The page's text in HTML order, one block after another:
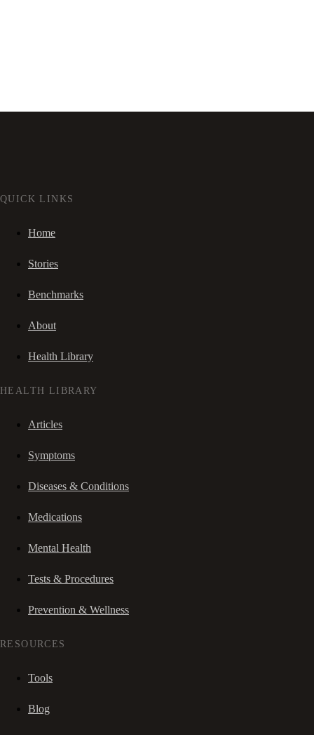
QUICK LINKS
Home
Stories
Benchmarks
About
Health Library
HEALTH LIBRARY
Articles
Symptoms
Diseases & Conditions
Medications
Mental Health
Tests & Procedures
Prevention & Wellness
RESOURCES
Tools
Blog